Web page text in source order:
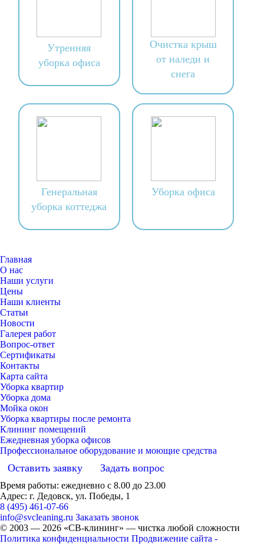
Утренняя
уборка офиса
Очистка крыш
от наледи и
снега
Генеральная
уборка коттеджа
Уборка офиса
Главная
О нас
Наши услуги
Цены
Наши клиенты
Статьи
Новости
Галерея работ
Вопрос-ответ
Сертификаты
Контакты
Карта сайта
Уборка квартир
Уборка дома
Мойка окон
Уборка квартиры после ремонта
Клининг помещений
Ежедневная уборка офисов
Профессиональное оборудование и моющие средства
Оставить заявку Задать вопрос
Время работы: ежедневно с 8.00 до 23.00
Адрес: г. Дедовск, ул. Победы, 1
8 (495) 461-07-66
info@svcleaning.ru Заказать звонок
© 2003 — 2026 «СВ-клининг» — чистка любой сложности
Политика конфиденциальности Продвижение сайта -